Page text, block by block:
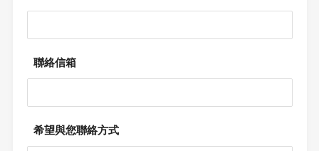
聯絡信箱
希望與您聯絡方式